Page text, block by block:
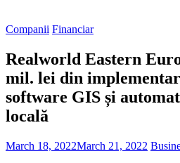
Companii Financiar
Realworld Eastern
mil. lei din
software GIS și
locală
March 18, 2022March 21, 2022